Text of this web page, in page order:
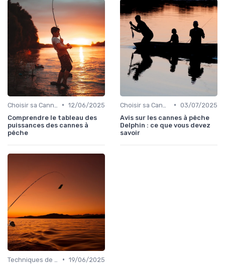
• 12/06/2025
Comprendre le tableau des
puissances des cannes à
pêche
• 03/07/2025
Avis sur les cannes à pêche
Delphin : ce que vous devez
savoir
• 19/06/2025